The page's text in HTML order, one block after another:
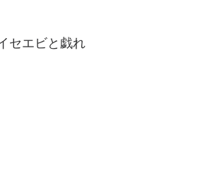
セエビと戯れ